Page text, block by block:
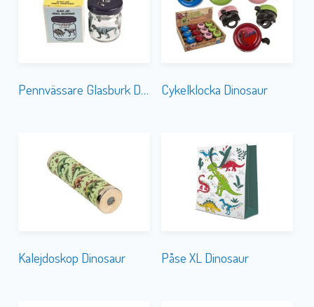
Pennvässare Glasburk Dinosaur Cykelklocka Dinosaur
Kalejdoskop Dinosaur Påse XL Dinosaur